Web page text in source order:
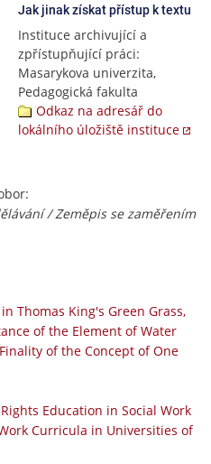
Jak jinak získat přístup k textu
Instituce archivující a
zpřístupňující práci:
Masarykova univerzita,
Pedagogická fakulta
Odkaz na adresář do
lokálního úložiště instituce
/ Zeměpis se zaměřením
Thomas King's Green Grass,
of the Element of Water
of the Concept of One
Education in Social Work
Curricula in Universities of